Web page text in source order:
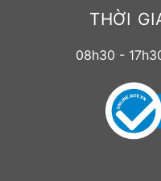
THỜI
08h30 -